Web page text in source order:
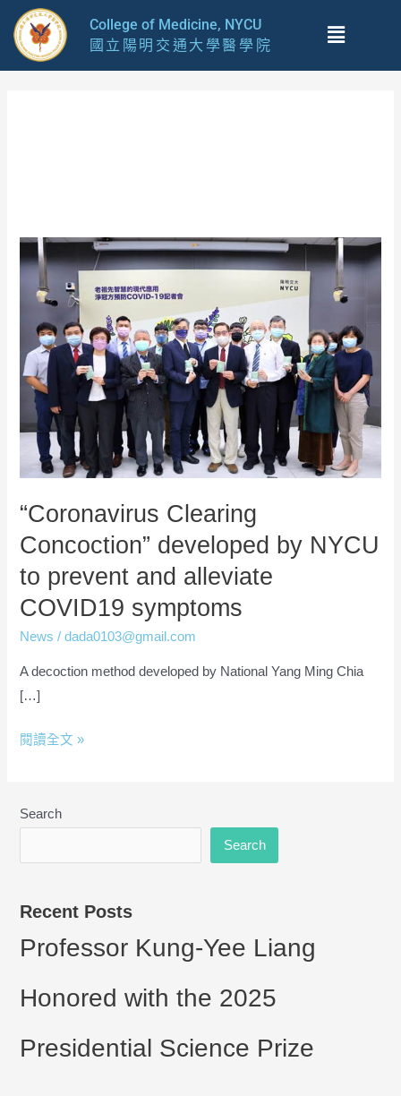
College of Medicine, NYCU
國立陽明交通大學醫學院
Menu
“Coronavirus Clearing
Concoction” developed by NYCU
to prevent and alleviate
COVID19 symptoms
News /dada0103@gmail.com
A decoction method developed by National Yang Ming Chia
[…]
“Coronavirus
Clearing
Concoction”
developed
NYCU
prevent
and
alleviate
symptoms
閱讀全文 »
Search
Search
Recent Posts
Professor Kung-Yee Liang
Honored with the 2025
Presidential Science Prize